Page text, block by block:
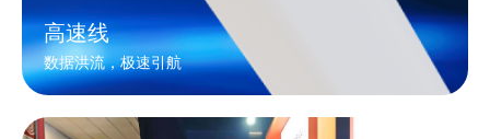
高速线
数据洪流，极速引航